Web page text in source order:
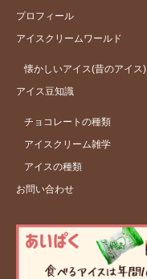
プロフィール
アイスクリームワールド
懐かしいアイス(昔のアイス)
アイス豆知識
チョコレートの種類
アイスクリーム雑学
アイスの種類
お問い合わせ